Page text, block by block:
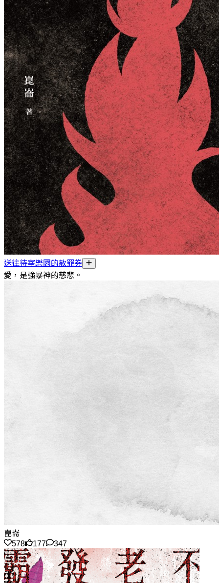
送往待宰樂園的赦罪券
愛，是強暴神的慈悲。
崑崙
578
177 347